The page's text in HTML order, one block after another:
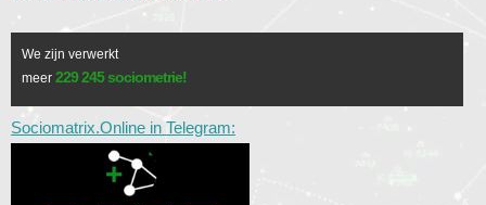
We zijn verwerkt
meer 229 245 sociometrie!
Sociomatrix.Online in Telegram: